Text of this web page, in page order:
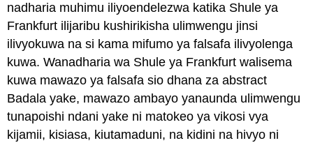
nadharia muhimu iliyoendelezwa katika Shule ya
Frankfurt ilijaribu kushirikisha ulimwengu jinsi
ilivyokuwa na si kama mifumo ya falsafa ilivyolenga
kuwa. Wanadharia wa Shule ya Frankfurt walisema
kuwa mawazo ya falsafa sio dhana za abstract
Badala yake, mawazo ambayo yanaunda ulimwengu
tunapoishi ndani yake ni matokeo ya vikosi vya
kijamii, kisiasa, kiutamaduni, na kidini na hivyo ni